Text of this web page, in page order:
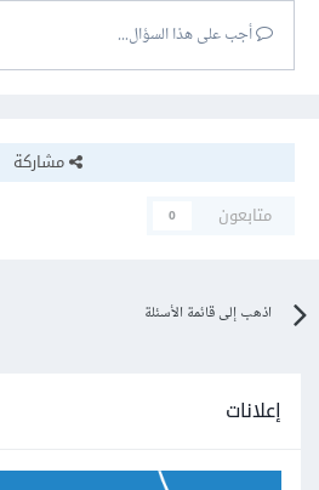
أجب على هذا السؤال...
مشاركة
متابعون
0
اذهب إلى قائمة الأسئلة
إعلانات